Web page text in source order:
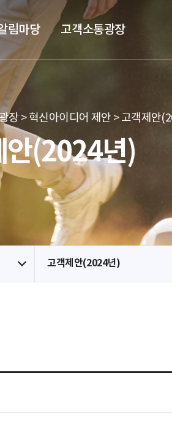
본문 바로가기
메뉴 바로가기
림마당 고객소통광장
장 > 혁신아이디어 제안 > 고객제안
안(2024년)
고객제안(2024년)